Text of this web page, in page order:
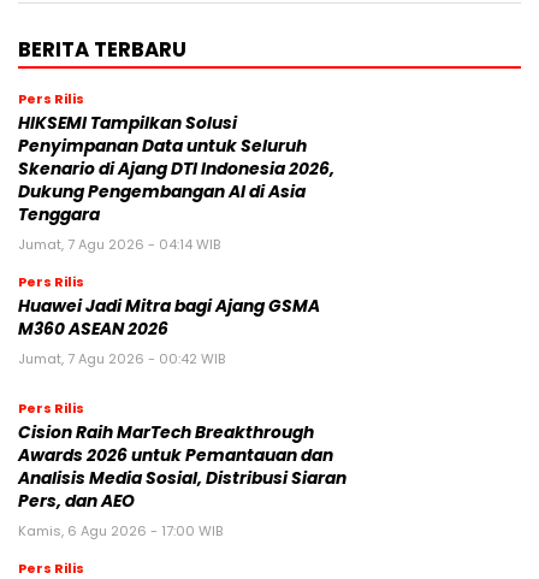
BERITA TERBARU
Pers Rilis
HIKSEMI Tampilkan Solusi
Penyimpanan Data untuk Seluruh
Skenario di Ajang DTI Indonesia 2026,
Dukung Pengembangan AI di Asia
Tenggara
Jumat, 7 Agu 2026 - 04:14 WIB
Pers Rilis
Huawei Jadi Mitra bagi Ajang GSMA
M360 ASEAN 2026
Jumat, 7 Agu 2026 - 00:42 WIB
Pers Rilis
Cision Raih MarTech Breakthrough
Awards 2026 untuk Pemantauan dan
Analisis Media Sosial, Distribusi Siaran
Pers, dan AEO
Kamis, 6 Agu 2026 - 17:00 WIB
Pers Rilis